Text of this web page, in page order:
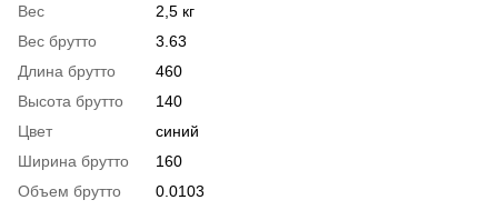
Вес
2,5 кг
Вес брутто
3.63
Длина брутто
460
Высота брутто
140
Цвет
синий
Ширина брутто
160
Объем брутто
0.0103